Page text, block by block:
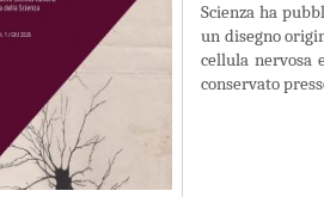
Scienza ha
un disegno
cellula nervosa
conservato